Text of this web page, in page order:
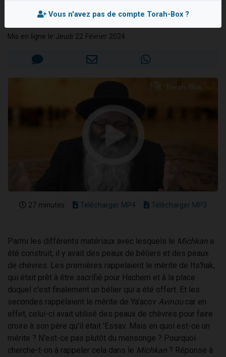
Rav Eliahou UZAN
Mis en ligne le Jeudi 22 Février 2024
27 minutes Télécharger MP4 Télécharger MP3
Parmi les différents matériaux avec lesquels le Michkan a
été construit, il y avait des peaux de béliers et des peaux
de chèvres. Les premières rappelaient le mérite de Its'hak,
qui était prêt à être sacrifié pour Hachem et à la place
duquel c'est finalement un bélier qui a été offert. Et les
secondes rappelaient le mérite de Ya'acov Avinou car en
effet, celui-ci avait utilisé des peaux de chèvres pour faire
croire à son père qu'il était 'Essav. Mais en quoi est-ce un
mérite ? N'est-ce pas plutôt du mensonge ? Pourquoi
cherche-t-on à rappeler cela dans le Michkan ? Réponse à
Vous n'avez pas de compte Torah-Box ?